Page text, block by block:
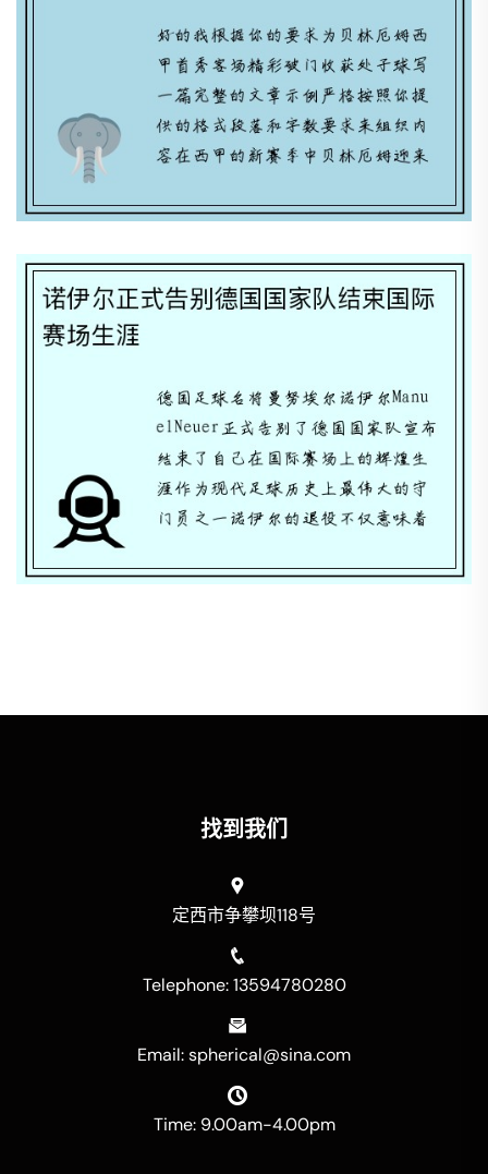
找到我们
定西市争攀坝118号
Telephone: 13594780280
Email: spherical@sina.com
Time: 9.00am-4.00pm